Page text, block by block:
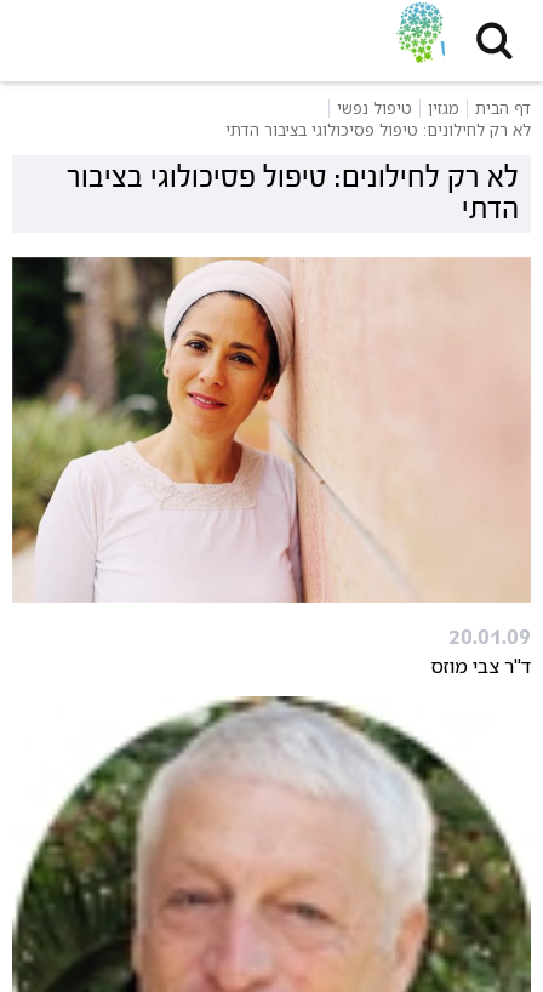
דף הבית מגזין
טיפול נפשי
לא רק לחילונים: טיפול פסיכולוגי בציבור הדתי
לא רק לחילונים: טיפול פסיכולוגי בציבור
הדתי
20.01.09
ד"ר צבי מוזס